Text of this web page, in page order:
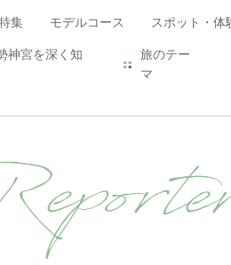
集 モデルコース スポット・体
神宮を深く知
旅のテー
マ